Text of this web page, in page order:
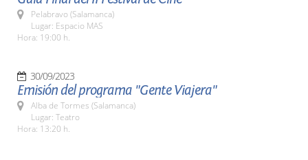
Pelabravo (Salamanca)
Lugar: Espacio MAS
Hora: 19:00 h.
30/09/2023
Emisión del programa "Gente Viajera"
Alba de Tormes (Salamanca)
Lugar: Teatro
Hora: 13:20 h.